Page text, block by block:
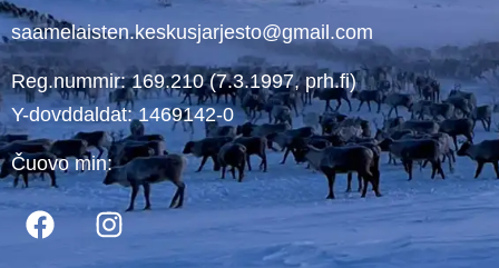
saamelaisten.keskusjarjesto@gmail.com
Reg.nummir: 169.210 (7.3.1997, prh.fi)
Y-dovddaldat: 1469142-0
Čuovo min: